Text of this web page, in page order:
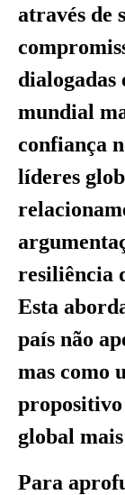
através de
dialogadas
mundial
confiança
líderes
resiliência
Esta
país não
mas como
global
Para